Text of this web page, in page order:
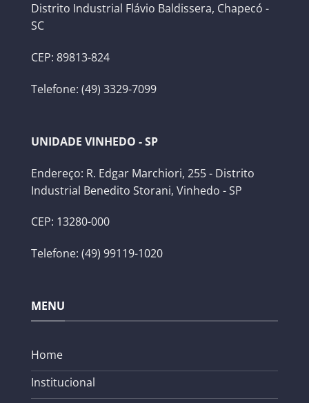
Distrito Industrial Flávio Baldissera, Chapecó -
SC
CEP: 89813-824
Telefone: (49) 3329-7099
UNIDADE VINHEDO - SP
Endereço: R. Edgar Marchiori, 255 - Distrito
Industrial Benedito Storani, Vinhedo - SP
CEP: 13280-000
Telefone: (49) 99119-1020
MENU
Home
Institucional